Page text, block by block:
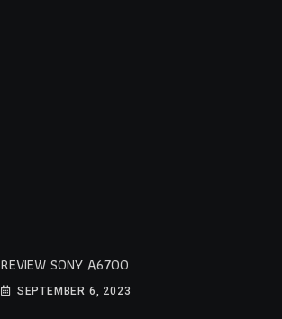
REVIEW SONY A6700
SEPTEMBER 6, 2023